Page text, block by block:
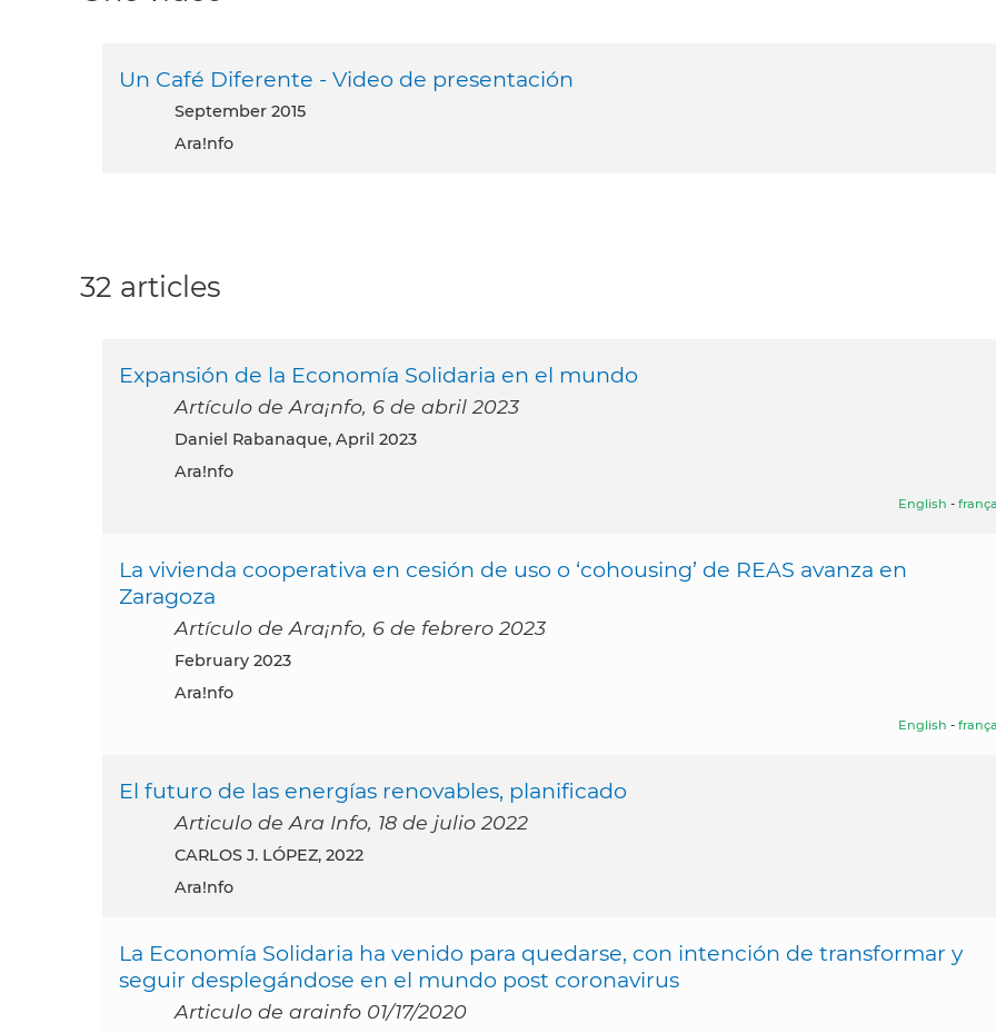
Un Café Diferente - Video de presentación
September 2015
Ara!nfo
32 articles
Expansión de la Economía Solidaria en el mundo
Artículo de Ara¡nfo, 6 de abril 2023
Daniel Rabanaque, April 2023
Ara!nfo
English -
La vivienda cooperativa en cesión de uso o ‘cohousing’ de REAS avanza en
Zaragoza
Artículo de Ara¡nfo, 6 de febrero 2023
February 2023
Ara!nfo
English -
El futuro de las energías renovables, planificado
Articulo de Ara Info, 18 de julio 2022
CARLOS J. LÓPEZ, 2022
Ara!nfo
La Economía Solidaria ha venido para quedarse, con intención de transformar y
seguir desplegándose en el mundo post coronavirus
Articulo de arainfo 01/17/2020